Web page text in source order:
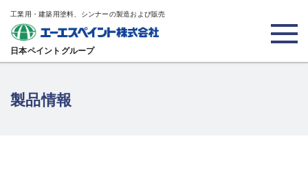
工業用・建築用塗料、シンナーの製造および販売
日本ペイントグループ
製品情報